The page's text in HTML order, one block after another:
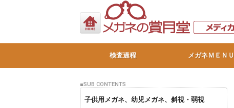
検査過程 メガネＭＥＮＵ
子供用メガネ、幼児メガネ、斜視・弱視